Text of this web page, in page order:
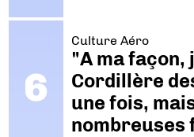
Culture Aéro
"A ma façon,
Cordillère
une fois,
nombreuses